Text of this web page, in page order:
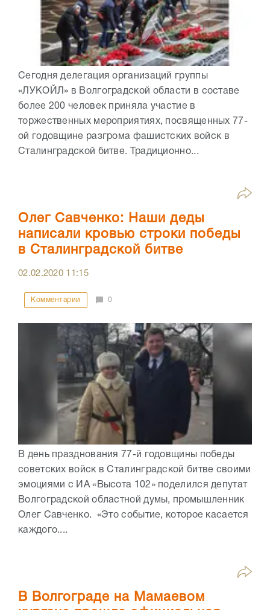
Сегодня делегация организаций группы
«ЛУКОЙЛ» в Волгоградской области в составе
более 200 человек приняла участие в
торжественных мероприятиях, посвященных 77-
ой годовщине разгрома фашистских войск в
Сталинградской битве. Традиционно...
Олег Савченко: Наши деды
написали кровью строки победы
в Сталинградской битве
02.02.2020 11:15
Комментарии 0
В день празднования 77-й годовщины победы
советских войск в Сталинградской битве своими
эмоциями с ИА «Высота 102» поделился депутат
Волгоградской областной думы, промышленник
Олег Савченко. «Это событие, которое касается
каждого....
В Волгограде на Мамаевом